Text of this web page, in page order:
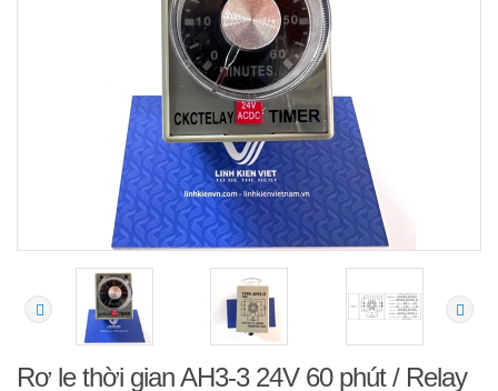
Rơ le thời gian AH3-3 24V 60 phút / Relay